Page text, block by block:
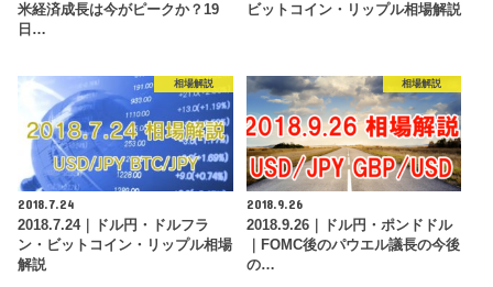
米経済成長は今がピークか？19
日…
ビットコイン・リップル相場解説
相場解説
2018.7.24
2018.7.24｜ドル円・ドルフラ
ン・ビットコイン・リップル相場
解説
相場解説
2018.9.26
2018.9.26｜ドル円・ポンドドル
｜FOMC後のパウエル議長の今後
の…